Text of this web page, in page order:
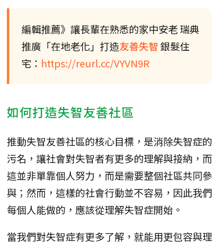
編輯推薦》讓長輩在熟悉的家中安老 瑞典
推廣「在地老化」打造友善失智 銀髮住
宅： https://reurl.cc/VYVN9R
如何打造失智友善社區
推動失智友善社區的核心目標，是消除失智症的
污名，讓社會對失智者有更多的理解與接納，而
這並非單靠個人努力，而是需要整個社區共同參
與；然而，這樣的社會行動並不容易，因此我們
每個人能做的，應該從理解失智症開始。
當我們對失智症有更多了解，就能用更包容與理